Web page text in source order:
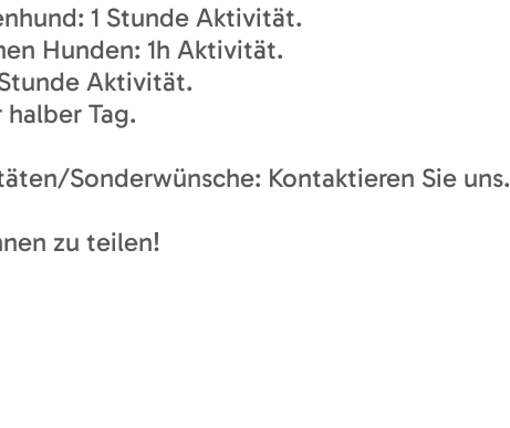
1 Stunde Aktivität.
Hunden: 1h Aktivität.
Aktivität.
Tag.
Sonderwünsche: Kontaktieren Sie uns.
zu teilen!